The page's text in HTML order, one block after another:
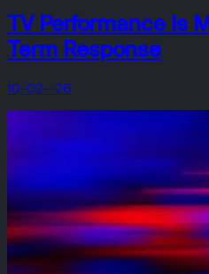
TV Performance Is
Term Response
10-02—26